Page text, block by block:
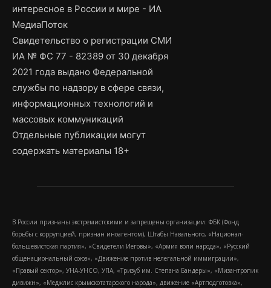
интересное в России и мире - ИА
МедиаПоток
Свидетельство о регистрации СМИ
ИА № ФС 77 - 82389 от 30 декабря
2021 года выдано Федеральной
службы по надзору в сфере связи,
информационных технологий и
массовых коммуникаций
Отдельные публикации могут
содержать материалы 18+
В России признаны экстремистскими и запрещены организации: ФБК (Фонд
борьбы с коррупцией, признан иноагентом), Штабы Навального, «Национал-
большевистская партия», «Свидетели Иеговы», «Армия воли народа», «Русский
общенациональный союз», «Движение против нелегальной иммиграции»,
«Правый сектор», УНА-УНСО, УПА, «Тризуб им. Степана Бандеры», «Мизантропик
дивижн», «Меджлис крымскотатарского народа», движение «Артподготовка»,